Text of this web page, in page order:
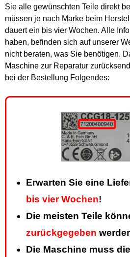
Sie alle gewünschten Teile direkt
müssen je nach Marke beim
dauert ein bis vier Wochen. Alle
haben, befinden sich auf unserer
nicht beraten, was Sie benötigen.
Maschine zur Reparatur
bei der Bestellung Folgendes:
Erwarten Sie eine
bis vier Wochen!
Die meisten Teile
zurückgegeben
Die Maschine muss die